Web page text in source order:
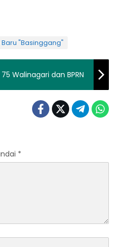
"Basinggang"
Walinagari dan BPRN
*